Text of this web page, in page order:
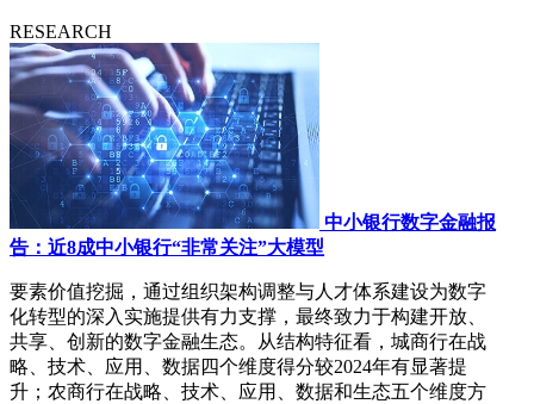
RESEARCH
中小银行数字金融报
告：近8成中小银行“非常关注”大模型
要素价值挖掘，通过组织架构调整与人才体系建设为数字
化转型的深入实施提供有力支撑，最终致力于构建开放、
共享、创新的数字金融生态。从结构特征看，城商行在战
略、技术、应用、数据四个维度得分较2024年有显著提
升；农商行在战略、技术、应用、数据和生态五个维度方